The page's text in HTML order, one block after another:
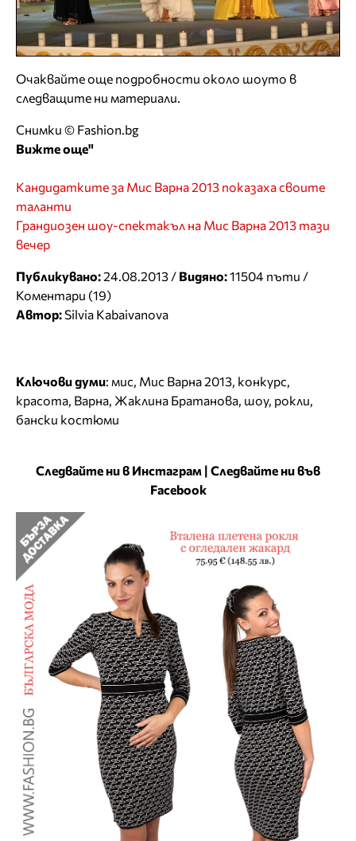
Очаквайте още подробности около шоуто в
следващите ни материали.
Снимки © Fashion.bg
Вижте още"
Кандидатките за Мис Варна 2013 показаха своите
таланти
Грандиозен шоу-спектакъл на Мис Варна 2013 тази
вечер
Публикувано:24.08.2013 / Видяно:11504 пъти /
Коментари (19)
Автор:Silvia Kabaivanova
Ключови думи: мис, Мис Варна 2013, конкурс,
красота, Варна, Жаклина Братанова, шоу, рокли,
бански костюми
Следвайте ни в Инстаграм | Следвайте ни във
Facebook